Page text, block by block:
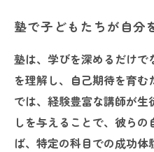
塾で子どもたちが自分
塾は、学びを深めるだけ
を理解し、自己期待を育
では、経験豊富な講師が生
しを与えることで、彼ら
ば、特定の科目での成功